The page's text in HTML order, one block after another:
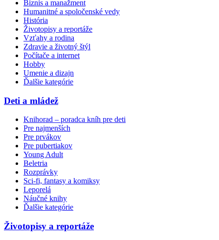
Biznis a manažment
Humanitné a spoločenské vedy
História
Životopisy a reportáže
Vzťahy a rodina
Zdravie a životný štýl
Počítače a internet
Hobby
Umenie a dizajn
Ďalšie kategórie
Deti a mládež
Knihorad – poradca kníh pre deti
Pre najmenších
Pre prvákov
Pre pubertiakov
Young Adult
Beletria
Rozprávky
Sci-fi, fantasy a komiksy
Leporelá
Náučné knihy
Ďalšie kategórie
Životopisy a reportáže